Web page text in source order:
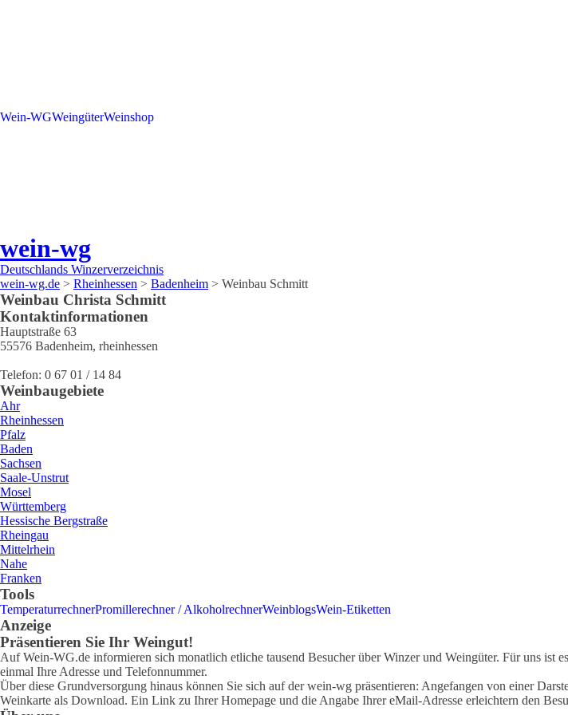
Wein-WGWeingüterWeinshop
wein-wg
Deutschlands Winzerverzeichnis
wein-wg.de > Rheinhessen > Badenheim > Weinbau Schmitt
Weinbau Christa Schmitt
Kontaktinformationen
Hauptstraße 63
55576 Badenheim, rheinhessen
Telefon: 0 67 01 / 14 84
Weinbaugebiete
Ahr
Rheinhessen
Pfalz
Baden
Sachsen
Saale-Unstrut
Mosel
Württemberg
Hessische Bergstraße
Rheingau
Mittelrhein
Nahe
Franken
Tools
TemperaturrechnerPromillerechner / AlkoholrechnerWeinblogsWein-Etiketten
Anzeige
Präsentieren Sie Ihr Weingut!
Auf Wein-WG.de informieren sich monatlich etliche tausend Besucher über Winzer und Weingüter. Für uns
einmal Ihre Adresse und Telefonnummer.
Über diese Grundversorgung hinaus können Sie sich auf der wein-wg präsentieren: Angefangen von einer
Weinkarte als Download. Ein Link zu Ihrer Homepage und die Angabe Ihrer eMail-Adresse erleichtern den